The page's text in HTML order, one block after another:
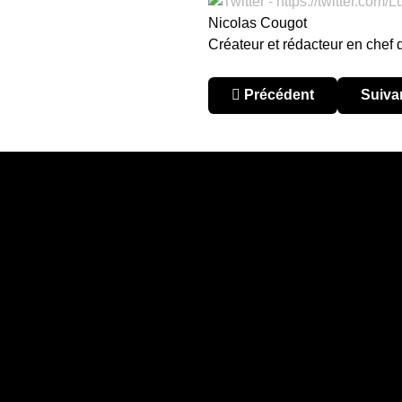
Nicolas Cougot
Créateur et rédacteur en chef
Article précédent : CAN
Précédent